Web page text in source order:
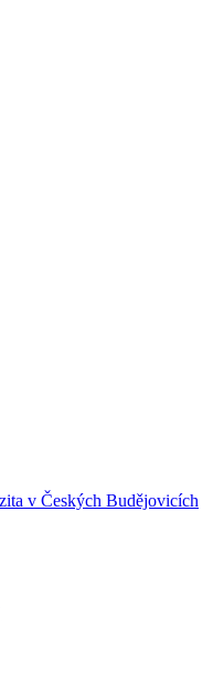
v Českých Budějovicích